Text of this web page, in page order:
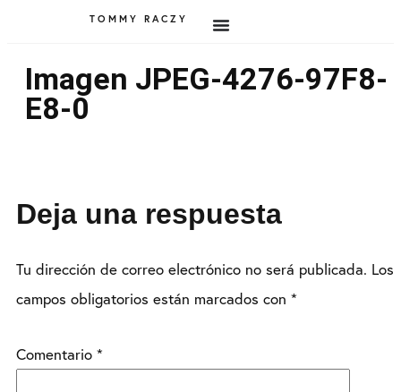
TOMMY RACZY
Imagen JPEG-4276-97F8-
E8-0
Deja una respuesta
Tu dirección de correo electrónico no será publicada. Los
campos obligatorios están marcados con *
Comentario *